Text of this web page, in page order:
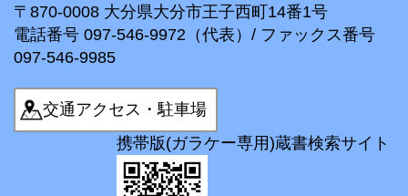
〒870-0008 大分県大分市王子西町14番1号
電話番号 097-546-9972（代表）/ ファックス番号
097-546-9985
交通アクセス・駐車場
携帯版(ガラケー専用)蔵書検索サイト